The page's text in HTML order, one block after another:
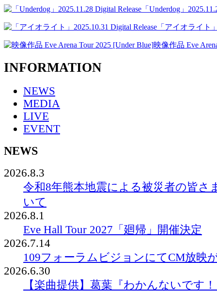
「Underdog」
「アイオライト
映像作品 Eve
INFORMATION
NEWS
MEDIA
LIVE
EVENT
NEWS
2026.8.3
令和8年熊本地震による被災者の皆さ
いて
2026.8.1
Eve Hall Tour 2027「廻帰」開催決定
2026.7.14
109フォーラムビジョンにてCM放映
2026.6.30
【楽曲提供】葛葉『わかんないです